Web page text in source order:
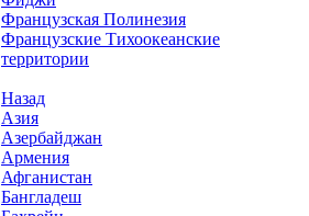
Французская Полинезия
Французские Тихоокеанские
территории
Назад
Азия
Азербайджан
Армения
Афганистан
Бангладеш